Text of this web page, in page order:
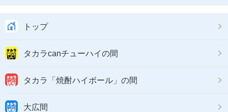
トップ
タカラcanチューハイの間
タカラ「焼酎ハイボール」の間
大広間